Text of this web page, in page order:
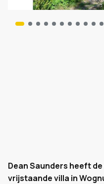
Dean Saunders heeft
vrijstaande villa in